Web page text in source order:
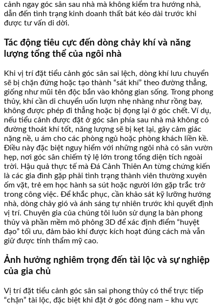
cảnh ngay góc sân sau nhà mà không kiểm tra hướng nhà,
dẫn đến tình trạng kinh doanh thất bát kéo dài trước khi
được tư vấn di dời.
Tác động tiêu cực đến dòng chảy khí và năng
lượng tổng thể của ngôi nhà
Khi vị trí đặt tiểu cảnh góc sân sai lệch, dòng khí lưu chuyển
sẽ bị chặn đứng hoặc tạo thành “sát khí” theo đường thẳng,
giống như mũi tên độc bắn vào không gian sống. Trong phong
thủy, khí cần di chuyển uốn lượn nhẹ nhàng như rồng bay,
không được phép đi thẳng hoặc bị đọng lại ở góc chết. Ví dụ,
nếu tiểu cảnh được đặt ở góc sân phía sau nhà mà không có
đường thoát khí tốt, năng lượng sẽ bị kẹt lại, gây cảm giác
nặng nề, u ám cho các phòng ngủ hoặc phòng khách liền kề.
Điều này đặc biệt nguy hiểm với những ngôi nhà có sân vườn
hẹp, nơi góc sân chiếm tỷ lệ lớn trong tổng diện tích ngoài
trời. Hậu quả thực tế mà Đá Cảnh Thiên An từng chứng kiến
là các gia đình gặp phải tình trạng thành viên thường xuyên
ốm vặt, trẻ em học hành sa sút hoặc người lớn gặp trắc trở
trong công việc. Để khắc phục, cần khảo sát kỹ lưỡng hướng
nhà, dòng chảy gió và ánh sáng tự nhiên trước khi quyết định
vị trí. Chuyên gia của chúng tôi luôn sử dụng la bàn phong
thủy và phần mềm mô phỏng 3D để xác định điểm “huyệt
đạo” tối ưu, đảm bảo khí được kích hoạt đúng cách mà vẫn
giữ được tính thẩm mỹ cao.
Ảnh hưởng nghiêm trọng đến tài lộc và sự nghiệp
của gia chủ
Vị trí đặt tiểu cảnh góc sân sai phong thủy có thể trực tiếp
“chặn” tài lộc, đặc biệt khi đặt ở góc đông nam – khu vực